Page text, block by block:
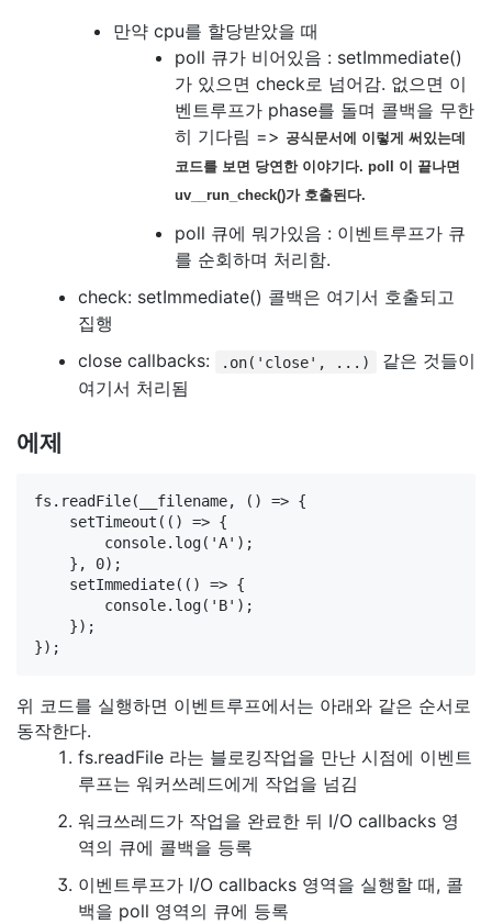
만약 cpu를 할당받았을 때
poll 큐가 비어있음 : setImmediate()
가 있으면 check로 넘어감. 없으면 이
벤트루프가 phase를 돌며 콜백을 무한
히 기다림 => 공식문서에 이렇게 써있는데
코드를 보면 당연한 이야기다. poll 이 끝나면
uv__run_check()가 호출된다.
poll 큐에 뭐가있음 : 이벤트루프가 큐
를 순회하며 처리함.
check: setImmediate() 콜백은 여기서 호출되고
집행
close callbacks:
.on('close', ...)
같은 것들이
여기서 처리됨
에제
fs.readFile(__filename, () => {
    setTimeout(() => {
        console.log('A');
    }, 0);
    setImmediate(() => {
        console.log('B');
    });
위 코드를 실행하면 이벤트루프에서는 아래와 같은 순서로
동작한다.
fs.readFile 라는 블로킹작업을 만난 시점에 이벤트
루프는 워커쓰레드에게 작업을 넘김
워크쓰레드가 작업을 완료한 뒤 I/O callbacks 영
역의 큐에 콜백을 등록
이벤트루프가 I/O callbacks 영역을 실행할 때, 콜
백을 poll 영역의 큐에 등록